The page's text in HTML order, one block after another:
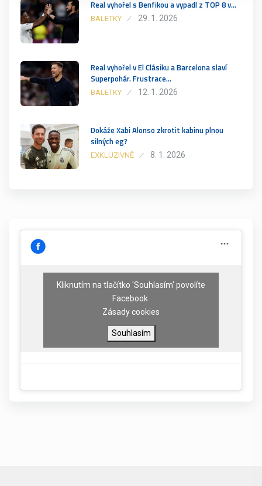
Real vyhořel s Benfikou a vypadl z TOP 8 v…
BALETKY 29. 1. 2026
Real vyhořel v El Clásiku a Barcelona slaví
Superpohár. Frustrace…
BALETKY 12. 1. 2026
Dokáže Xabi Alonso zkrotit kabinu plnou
silných eg?
EXKLUZIVNĚ 8. 1. 2026
Kliknutím na tlačítko 'Souhlasím' povolíte
Facebook
Zásady cookies
Souhlasím